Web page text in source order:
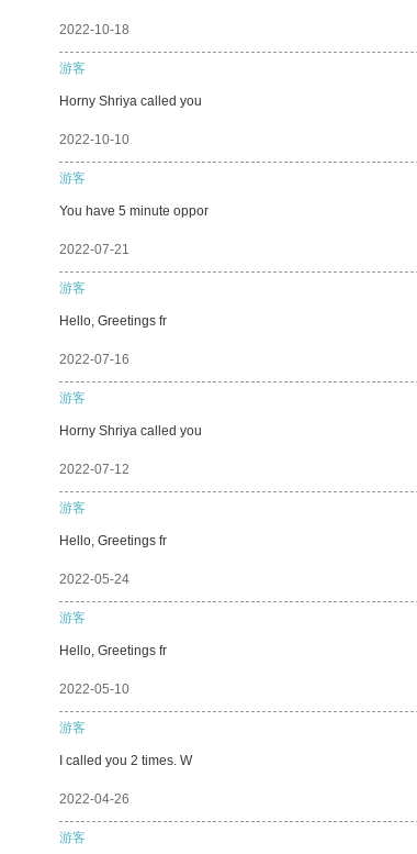
2022-10-18
游客
Horny Shriya called you
2022-10-10
游客
You have 5 minute oppor
2022-07-21
游客
Hello, Greetings fr
2022-07-16
游客
Horny Shriya called you
2022-07-12
游客
Hello, Greetings fr
2022-05-24
游客
Hello, Greetings fr
2022-05-10
游客
I called you 2 times. W
2022-04-26
游客